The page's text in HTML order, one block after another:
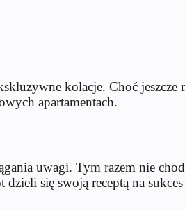
kolacje. Choć
apartamentach.
uwagi. Tym razem nie
się swoją receptą na